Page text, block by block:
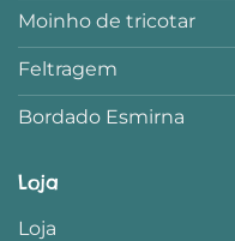
Moinho de tricotar
Feltragem
Bordado Esmirna
Loja
Loja